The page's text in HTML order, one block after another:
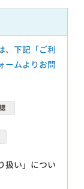
、下記「ご利
ームよりお問
扱い」につい